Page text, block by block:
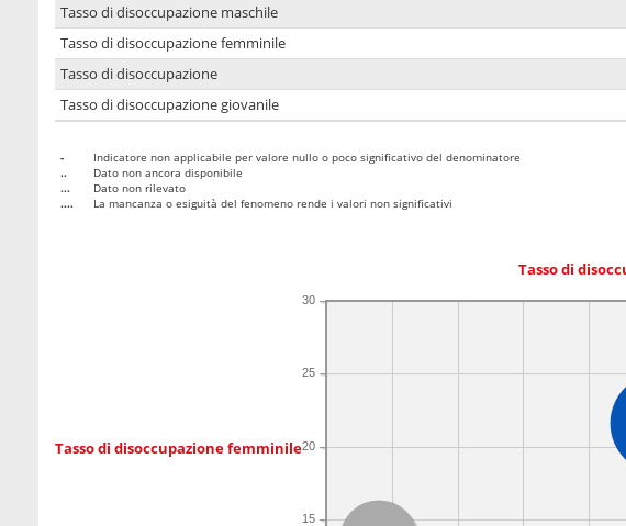
Tasso di disoccupazione maschile
Tasso di disoccupazione femminile
Tasso di disoccupazione
Tasso di disoccupazione giovanile
-
Indicatore non applicabile per valore nullo o poco significativo del denominatore
..
Dato non ancora disponibile
...
Dato non rilevato
....
La mancanza o esiguità del fenomeno rende i valori non significativi
Tasso di
Tasso di disoccupazione femminile
15
20
25
30